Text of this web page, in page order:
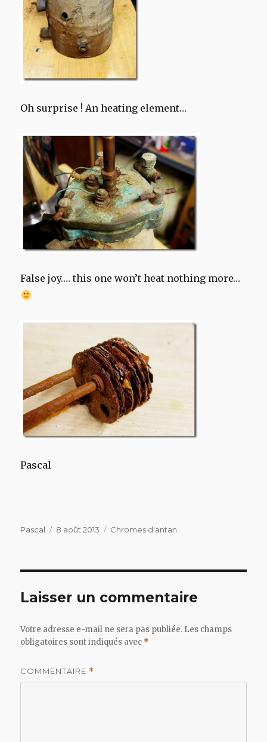
Oh surprise ! An heating element…
False joy…. this one won’t heat nothing more…
Pascal
Auteur
Pascal
Publié
8 août 2013 Catégories
Chromes d'antan
Laisser un commentaire
Votre adresse e-mail ne sera pas publiée. Les champs
obligatoires sont indiqués avec *
COMMENTAIRE *